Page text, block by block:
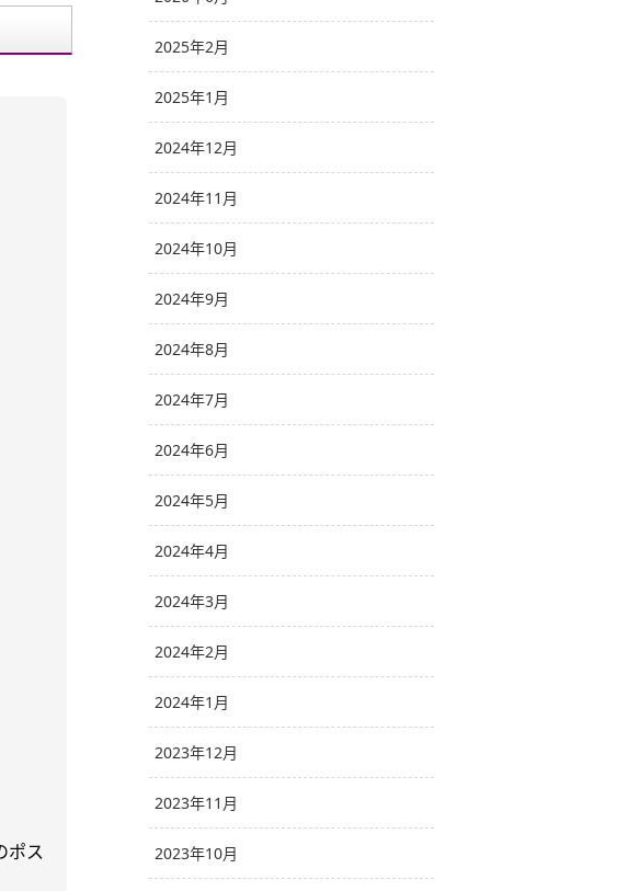
ポス
2025年2月
2025年1月
2024年12月
2024年11月
2024年10月
2024年9月
2024年8月
2024年7月
2024年6月
2024年5月
2024年4月
2024年3月
2024年2月
2024年1月
2023年12月
2023年11月
2023年10月